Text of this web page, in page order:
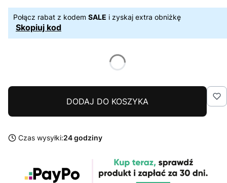
Połącz rabat z kodem SALE i zyskaj extra obniżkę
Skopiuj kod
DODAJ DO KOSZYKA
Czas wysyłki:24 godziny